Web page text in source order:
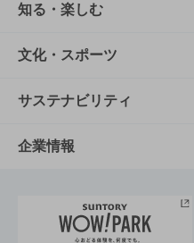
商品TOP
商品一覧
商品発売情報
栄養成分一覧
知る・楽しむ
知る・楽しむTOP
キャンペーン
工場見学
地域情報
文化・スポーツ
文化・スポーツTOP
サントリーホール
サントリーサンバーズ大
サステナビリティ
サステナビリティTOP
サントリーが考えるサ
企業情報
企業概要